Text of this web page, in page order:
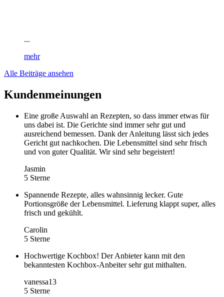
...
mehr
Alle Beiträge ansehen
Kundenmeinungen
Eine große Auswahl an Rezepten, so dass immer etwas für
uns dabei ist. Die Gerichte sind immer sehr gut und
ausreichend bemessen. Dank der Anleitung lässt sich jedes
Gericht gut nachkochen. Die Lebensmittel sind sehr frisch
und von guter Qualität. Wir sind sehr begeistert!
Jasmin
5 Sterne
Spannende Rezepte, alles wahnsinnig lecker. Gute
Portionsgröße der Lebensmittel. Lieferung klappt super, alles
frisch und gekühlt.
Carolin
5 Sterne
Hochwertige Kochbox! Der Anbieter kann mit den
bekanntesten Kochbox-Anbeiter sehr gut mithalten.
vanessa13
5 Sterne